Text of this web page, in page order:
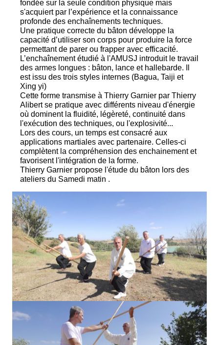
fondée sur la seule condition physique mais
s'acquiert par l’expérience et la connaissance
profonde des enchaînements techniques.
Une pratique correcte du bâton développe la
capacité d’utiliser son corps pour produire la force
permettant de parer ou frapper avec efficacité.
L’enchaînement étudié à l'AMUSJ introduit le travail
des armes longues : bâton, lance et hallebarde. Il
est issu des trois styles internes (Bagua, Taiji et
Xing yi)
Cette forme transmise à Thierry Garnier par Thierry
Alibert se pratique avec différents niveau d'énergie
où dominent la fluidité, légèreté, continuité dans
l'exécution des techniques, ou l'explosivité...
Lors des cours, un temps est consacré aux
applications martiales avec partenaire. Celles-ci
complètent la compréhension des enchainement et
favorisent l'intégration de la forme.
Thierry Garnier propose l'étude du bâton lors des
ateliers du Samedi matin .